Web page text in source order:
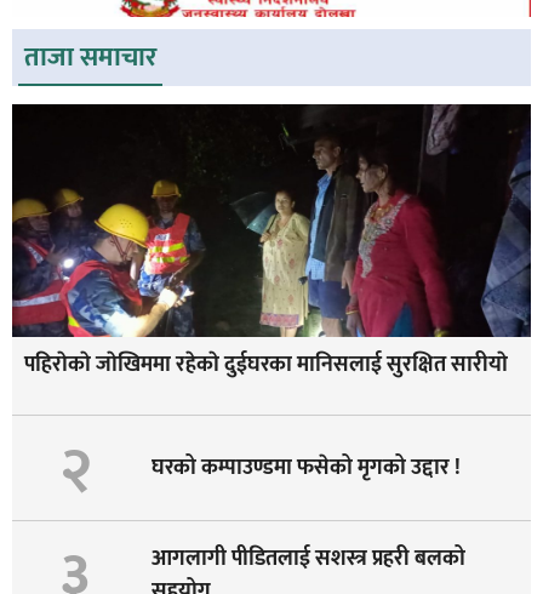
ताजा समाचार
पहिराेकाे जाेखिममा रहेकाे दुईघरका मानिसलाई सुरक्षित सारीयाे
२ घरको कम्पाउण्डमा फसेको मृगको उद्दार !
आगलागी पीडितलाई सशस्त्र प्रहरी बलको